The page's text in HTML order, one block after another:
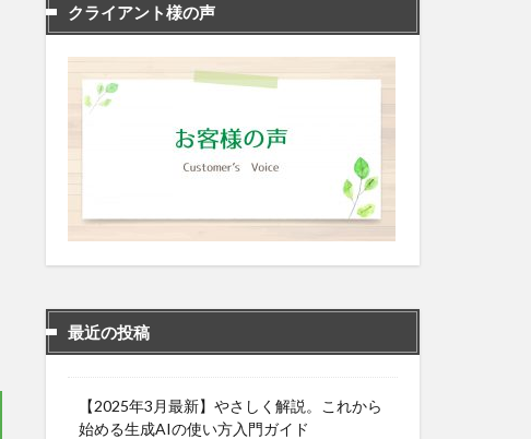
クライアント様の声
最近の投稿
【2025年3月最新】やさしく解説。これから
始める生成AIの使い方入門ガイド